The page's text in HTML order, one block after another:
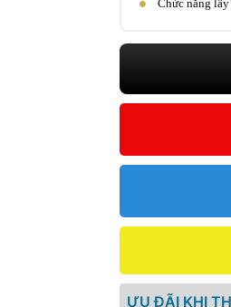
Chức năng
ƯU ĐÃI KHI